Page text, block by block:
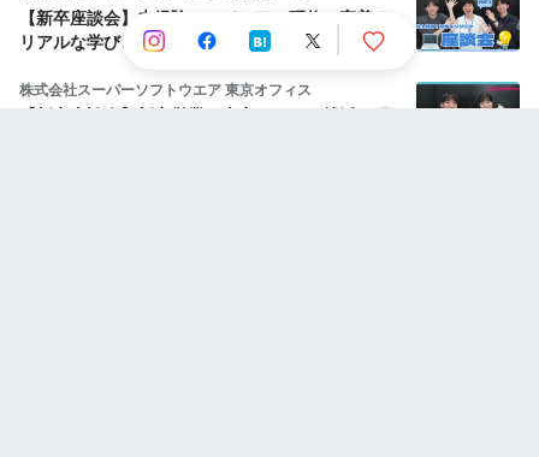
【新卒座談会】未経験エンジニアの研修に密着！
リアルな学びと成長 ～研修編～
株式会社スーパーソフトウエア 東京オフィス
【新卒座談会】新卒営業の本音トーク！就活・研